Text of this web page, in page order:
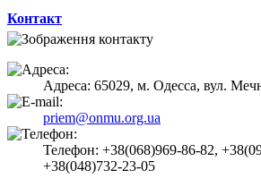
Контакт
Адреса: 65029, м. Одесса, вул.
priem@onmu.org.ua
Телефон: +38(068)969-86-82,
+38(048)732-23-05